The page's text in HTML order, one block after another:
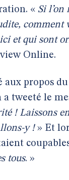
« Si
et qui sont
Online.
aux propos
tweeté le
! Laissons
y !» Et
tous. »